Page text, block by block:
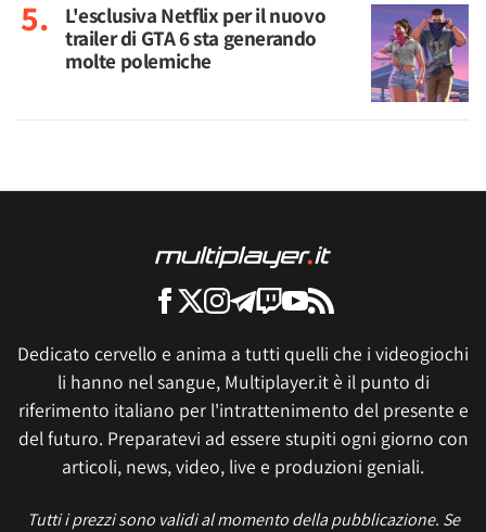
L'esclusiva Netflix per il nuovo
trailer di GTA 6 sta generando
molte polemiche
Dedicato cervello e anima a tutti quelli che i videogiochi
li hanno nel sangue, Multiplayer.it è il punto di
riferimento italiano per l'intrattenimento del presente e
del futuro. Preparatevi ad essere stupiti ogni giorno con
articoli, news, video, live e produzioni geniali.
Tutti i prezzi sono validi al momento della pubblicazione. Se